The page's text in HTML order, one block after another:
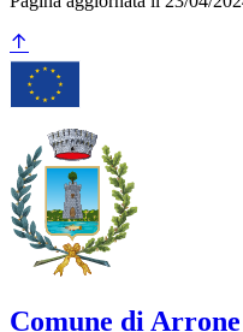
Comune di Arrone